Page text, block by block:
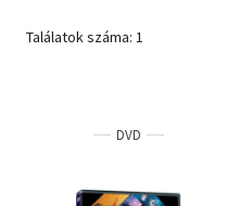
Találatok száma: 1
DVD